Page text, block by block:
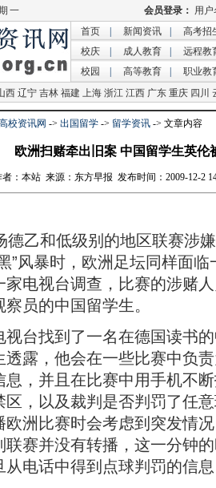
一
首页
新闻资讯
高考招
校庆
成人教育
远程教
校园
高等教育
职业教
西 辽宁 吉林 福建 上海 浙江 江西 广东 重庆 四川
校资讯网 -> 出国留学 -> 留学资讯 -> 文章内容
欧洲扫赌牵出旧案 中国留学生英伦
者：本站 来源：东方早报 发布时间：2009-12-2
乙和低级别的地区联赛涉嫌
”风暴时，欧洲足坛同样面
家电视台调查，比赛的涉赌
员的中国留学生。
找到了一名在德国读书的
透露，他会在一些比赛中负
息，并且在比赛中用手机不
区，以及裁判是否判罚了任
欧洲比赛时会考虑到突发情
联赛并没有转播，这一分钟
从电话中得到点球判罚的信